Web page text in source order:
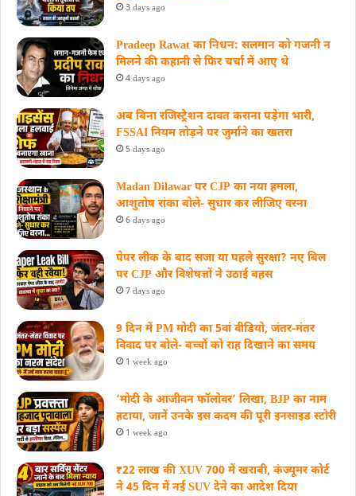
3 days ago
Pradeep Rawat का निधन: सलमान को गजनी न
मिलने की कहानी से फिर चर्चा में आए थे
4 days ago
अब बिना रजिस्ट्रेशन दावत कराना पड़ेगा भारी,
FSSAI नियम तोड़ने पर जुर्माने का खतरा
5 days ago
Madan Dilawar पर CJP का नया हमला,
आशुतोष रांका बोले- सुधार कर लीजिए वरना
6 days ago
पेपर लीक के बाद सजा या पहले सुरक्षा? नए बिल
पर CJP और विशेषज्ञों ने उठाई बहस
7 days ago
9 दिन में PM मोदी का 5वां वीडियो, जंतर-मंतर
विवाद पर बोले- बच्चों को राह दिखाने का समय
1 week ago
‘मोदी के आजीवन फॉलोवर’ लिखा, BJP का नाम
हटाया, जानें उनके इस कदम की पूरी इनसाइड स्‍टोरी
1 week ago
₹22 लाख की XUV 700 में खराबी, कंज्यूमर कोर्ट
ने 45 दिन में नई SUV देने का आदेश दिया